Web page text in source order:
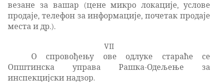
везане за вашар (цене микро локације, услове
продаје, телефон за информације, почетак продаје
места и др.).
VII
О спровођењу ове одлуке стараће се
Општинска управа Рашка-Одељење за
инспекцијски надзор.